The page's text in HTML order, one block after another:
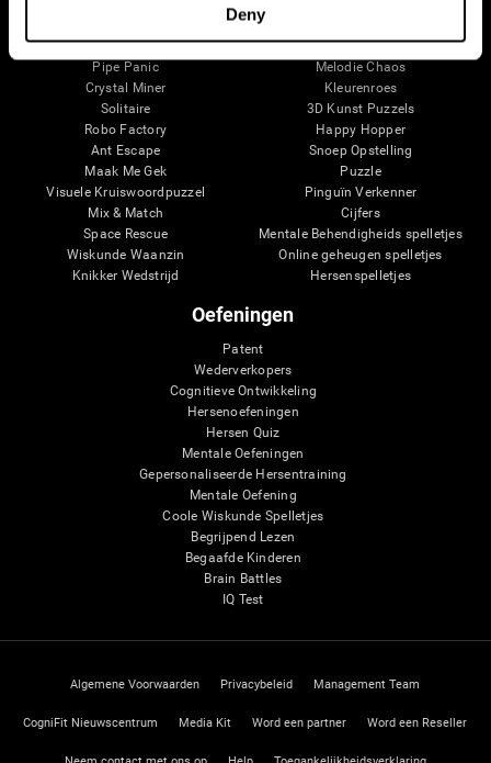
Deny
Fruit Frenzy
Pipe Panic
Crystal Miner
Solitaire
Robo Factory
Ant Escape
Maak Me Gek
Visuele Kruiswoordpuzzel
Mix & Match
Space Rescue
Wiskunde Waanzin
Knikker Wedstrijd
Vind Je Huisdier
Melodie Chaos
Kleurenroes
3D Kunst Puzzels
Happy Hopper
Snoep Opstelling
Puzzle
Pinguïn Verkenner
Cijfers
Mentale Behendigheids spelletjes
Online geheugen spelletjes
Hersenspelletjes
Oefeningen
Patent
Wederverkopers
Cognitieve Ontwikkeling
Hersenoefeningen
Hersen Quiz
Mentale Oefeningen
Gepersonaliseerde Hersentraining
Mentale Oefening
Coole Wiskunde Spelletjes
Begrijpend Lezen
Begaafde Kinderen
Brain Battles
IQ Test
Algemene Voorwaarden Privacybeleid Management Team
CogniFit Nieuwscentrum Media Kit Word een partner Word een Reseller